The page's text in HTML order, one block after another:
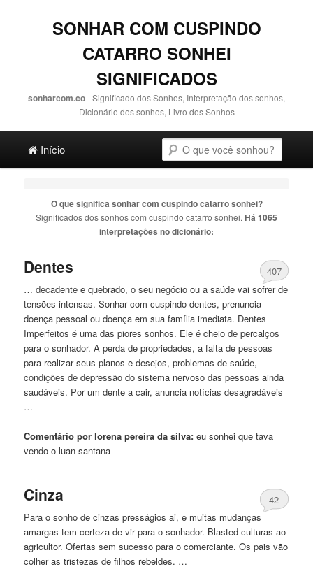
SONHAR COM CUSPINDO
CATARRO SONHEI
SIGNIFICADOS
sonharcom.co- Significado dos Sonhos, Interpretação dos sonhos,
Dicionário dos sonhos, Livro dos Sonhos
Ir para o conteúdo principal
Ir para o conteúdo secundário
Início
O que significa sonhar com cuspindo catarro sonhei?
Significados dos sonhos com cuspindo catarro sonhei. Há 1065
interpretações no dicionário:
Dentes
407
… decadente e quebrado, o seu negócio ou a saúde vai sofrer de
tensões intensas. Sonhar comcuspindo dentes, prenuncia
doença pessoal ou doença em sua família imediata. Dentes
Imperfeitos é uma das piores sonhos. Ele é cheio de percalços
para o sonhador. A perda de propriedades, a falta de pessoas
para realizar seus planos e desejos, problemas de saúde,
condições de depressão do sistema nervoso das pessoas ainda
saudáveis. Por um dente a cair, anuncia notícias desagradáveis
…
Comentário por lorena pereira da silva: eusonhei que tava
vendo o luan santana
Cinza
42
Para o sonho de cinzas presságios ai, e muitas mudanças
amargas tem certeza de vir para o sonhador. Blasted culturas ao
agricultor. Ofertas sem sucesso para o comerciante. Os pais vão
colher as tristezas de filhos rebeldes. …